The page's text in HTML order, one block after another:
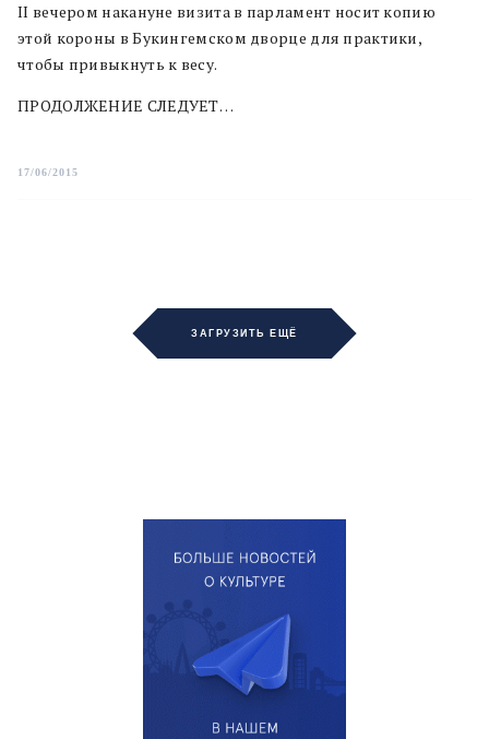
II вечером накануне визита в парламент носит копию
этой короны в Букингемском дворце для практики,
чтобы привыкнуть к весу.
ПРОДОЛЖЕНИЕ СЛЕДУЕТ…
17/06/2015
ЗАГРУЗИТЬ ЕЩЁ